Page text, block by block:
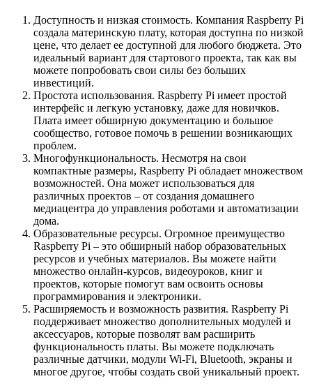
Доступность и низкая стоимость. Компания Raspberry Pi
создала материнскую плату, которая доступна по низкой
цене, что делает ее доступной для любого бюджета. Это
идеальный вариант для стартового проекта, так как вы
можете попробовать свои силы без больших
инвестиций.
Простота использования. Raspberry Pi имеет простой
интерфейс и легкую установку, даже для новичков.
Плата имеет обширную документацию и большое
сообщество, готовое помочь в решении возникающих
проблем.
Многофункциональность. Несмотря на свои
компактные размеры, Raspberry Pi обладает множеством
возможностей. Она может использоваться для
различных проектов – от создания домашнего
медиацентра до управления роботами и автоматизации
дома.
Образовательные ресурсы. Огромное преимущество
Raspberry Pi – это обширный набор образовательных
ресурсов и учебных материалов. Вы можете найти
множество онлайн-курсов, видеоуроков, книг и
проектов, которые помогут вам освоить основы
программирования и электроники.
Расширяемость и возможность развития. Raspberry Pi
поддерживает множество дополнительных модулей и
аксессуаров, которые позволят вам расширить
функциональность платы. Вы можете подключать
различные датчики, модули Wi-Fi, Bluetooth, экраны и
многое другое, чтобы создать свой уникальный проект.